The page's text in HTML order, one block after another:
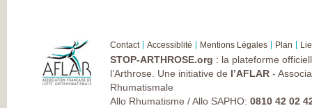
Contact Accessiblité Mentions Légales Plan
STOP-ARTHROSE.org : la plateforme
l’Arthrose. Une initiative de l’AFLAR -
Rhumatismale
Allo Rhumatisme / Allo SAPHO: 0810 42 02